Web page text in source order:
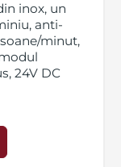
inox, un
anti-
minut,
24V DC